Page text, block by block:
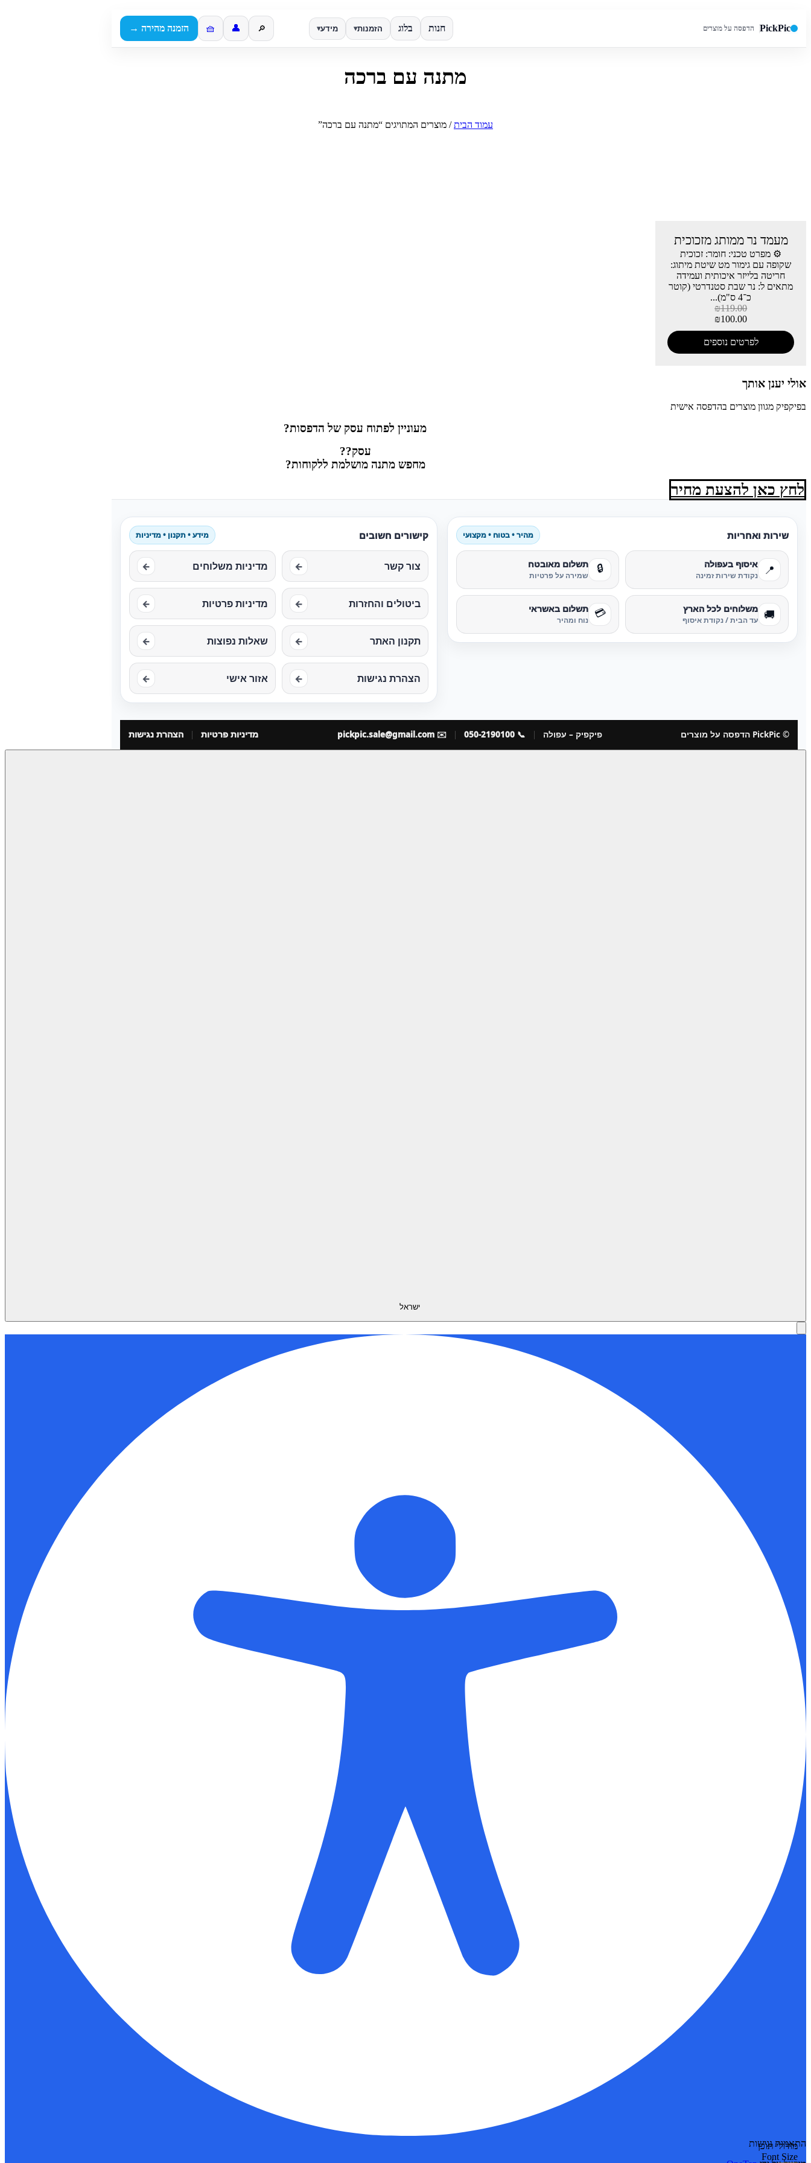
PickPic הדפסה על מוצרים חנות בלוג הזמנות▾ מידע▾
🔎
👤
🧺 הזמנה מהירה →
✕
מתנה עם ברכה
עמוד הבית/ מוצרים המתויגים “מתנה עם ברכה”
מעמד נר ממותג מזכוכית
⚙️ מפרט טכני: חומר: זכוכית
שקופה עם גימור מט שיטת מיתוג:
חריטה בלייזר איכותית ועמידה
מתאים ל: נר שבת סטנדרטי (קוטר
כ־4 ס"מ)...
₪119.00
₪100.00
לפרטים נוספים
אולי יענן אותך
בפיקפיק מגוון מוצרים בהדפסה אישית
מעוניין לפתוח עסק של הדפסות?
עסק??
מחפש מתנה מושלמת ללקוחות?
לחץ כאן להצעת מחיר
שירות ואחריות מהיר • בטוח • מקצועי
📍 איסוף בעפולה
נקודת שירות זמינה 🔒 תשלום מאובטח
שמירה על פרטיות
🚚 משלוחים לכל הארץ
עד הבית / נקודת איסוף 💳 תשלום באשראי
נוח ומהיר
קישורים חשובים מידע • תקנון • מדיניות
צור קשר ← מדיניות משלוחים ←
ביטולים והחזרות ← מדיניות פרטיות ←
תקנון האתר ← שאלות נפוצות ←
הצהרת נגישות ← אזור אישי ←
© PickPic הדפסה על מוצרים פיקפיק – עפולה 📞 050-2190100
✉️
pickpic.sale@gmail.com מדיניות פרטיות הצהרת נגישות
ישראל
התאמות נגישות
מודולי תוכן
Font Size